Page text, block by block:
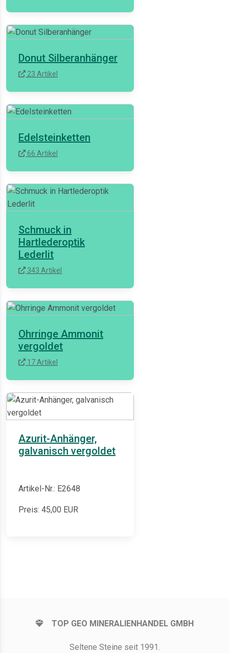
Donut Silberanhänger
23 Artikel
Edelsteinketten
66 Artikel
Schmuck in
Hartlederoptik
Lederlit
343 Artikel
Ohrringe Ammonit
vergoldet
17 Artikel
Azurit-Anhänger,
galvanisch vergoldet
Artikel-Nr.: E2648
Preis: 45,00 EUR
TOP GEO MINERALIENHANDEL GMBH
Seltene Steine seit 1991.